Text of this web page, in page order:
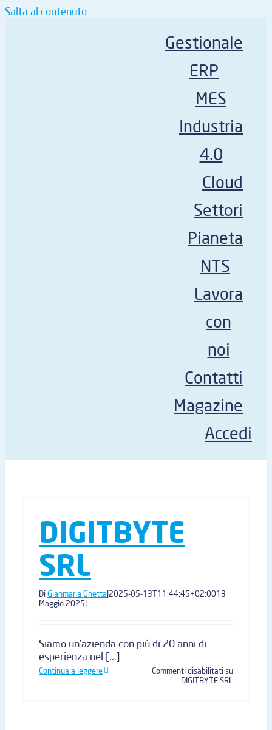
Salta al contenuto
Gestionale
ERP
MES
Industria
4.0
Cloud
Settori
Pianeta
NTS
Lavora
con
noi
Contatti
Magazine
Accedi
DIGITBYTE
SRL
DiGianmaria Ghetta|2025-05-13T11:44:45+02:0013
Maggio 2025|
Siamo un’azienda con più di 20 anni di
esperienza nel [...]
Continua a leggere Commenti disabilitatisu
DIGITBYTE SRL